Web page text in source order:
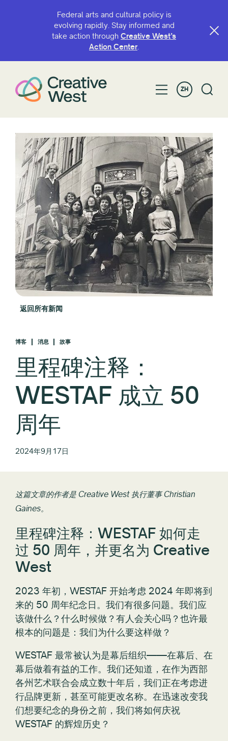
Federal arts and cultural policy is
evolving rapidly. Stay informed and
take action through Creative West’s
Action Center.
ZH
返回所有新闻
博客 消息 故事
里程碑注释：
WESTAF 成立 50
周年
2024年9月17日
这篇文章的作者是 Creative West 执行董事 Christian
Gaines。
里程碑注释：WESTAF 如何走
过 50 周年，并更名为 Creative
West
2023 年初，WESTAF 开始考虑 2024 年即将到
来的 50 周年纪念日。我们有很多问题。我们应
该做什么？什么时候做？有人会关心吗？也许最
根本的问题是：我们为什么要这样做？
WESTAF 最常被认为是幕后组织——在幕后、在
幕后做着有益的工作。我们还知道，在作为西部
各州艺术联合会成立数十年后，我们正在考虑进
行品牌更新，甚至可能更改名称。在迅速改变我
们想要纪念的身份之前，我们将如何庆祝
WESTAF 的辉煌历史？